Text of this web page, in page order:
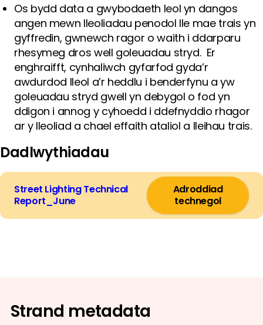
Os bydd data a gwybodaeth leol yn dangos
angen mewn lleoliadau penodol lle mae trais yn
gyffredin, gwnewch ragor o waith i ddarparu
rhesymeg dros well goleuadau stryd. Er
enghraifft, cynhaliwch gyfarfod gyda’r
awdurdod lleol a’r heddlu i benderfynu a yw
goleuadau stryd gwell yn debygol o fod yn
ddigon i annog y cyhoedd i ddefnyddio rhagor
ar y lleoliad a chael effaith ataliol a lleihau trais.
Dadlwythiadau
Street Lighting Technical
Report_June
Adroddiad
technegol
Strand metadata